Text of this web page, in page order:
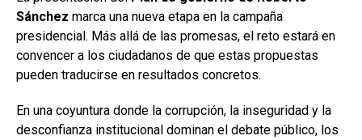
Sánchez marca una nueva etapa en la campaña
presidencial. Más allá de las promesas, el reto estará en
convencer a los ciudadanos de que estas propuestas
pueden traducirse en resultados concretos.
En una coyuntura donde la corrupción, la inseguridad y la
desconfianza institucional dominan el debate público, los